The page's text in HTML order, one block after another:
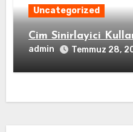
Uncategorized
Cim Sinirlayici
admin Temmuz 28,